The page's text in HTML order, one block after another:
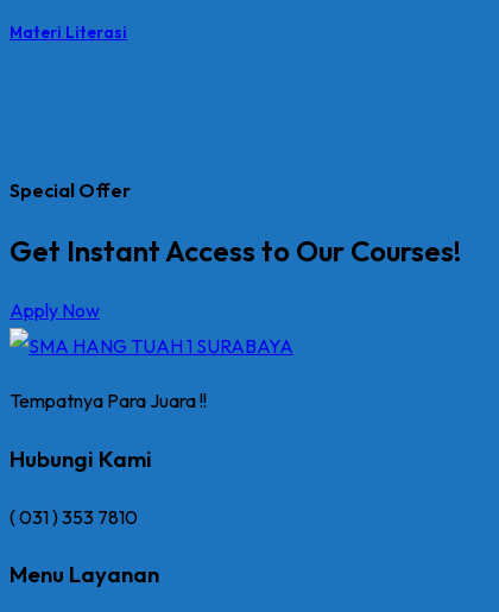
Materi Literasi
Special Offer
Get Instant Access to Our Courses!
Apply Now
Tempatnya Para Juara !!
Hubungi Kami
( 031 ) 353 7810
Menu Layanan